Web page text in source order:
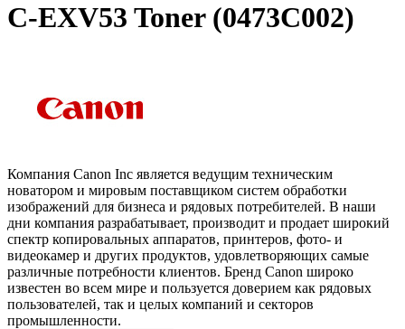
C-EXV53 Toner (0473C002)
Компания Canon Inc является ведущим техническим
новатором и мировым поставщиком систем обработки
изображений для бизнеса и рядовых потребителей. В наши
дни компания разрабатывает, производит и продает широкий
спектр копировальных аппаратов, принтеров, фото- и
видеокамер и других продуктов, удовлетворяющих самые
различные потребности клиентов. Бренд Canon широко
известен во всем мире и пользуется доверием как рядовых
пользователей, так и целых компаний и секторов
промышленности.